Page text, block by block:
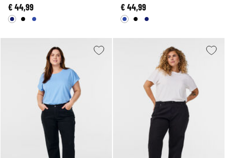
€ 44,99 € 44,99